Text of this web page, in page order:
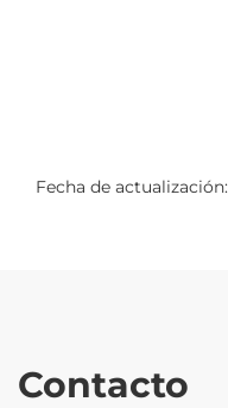
Fecha de actualización:
Contacto